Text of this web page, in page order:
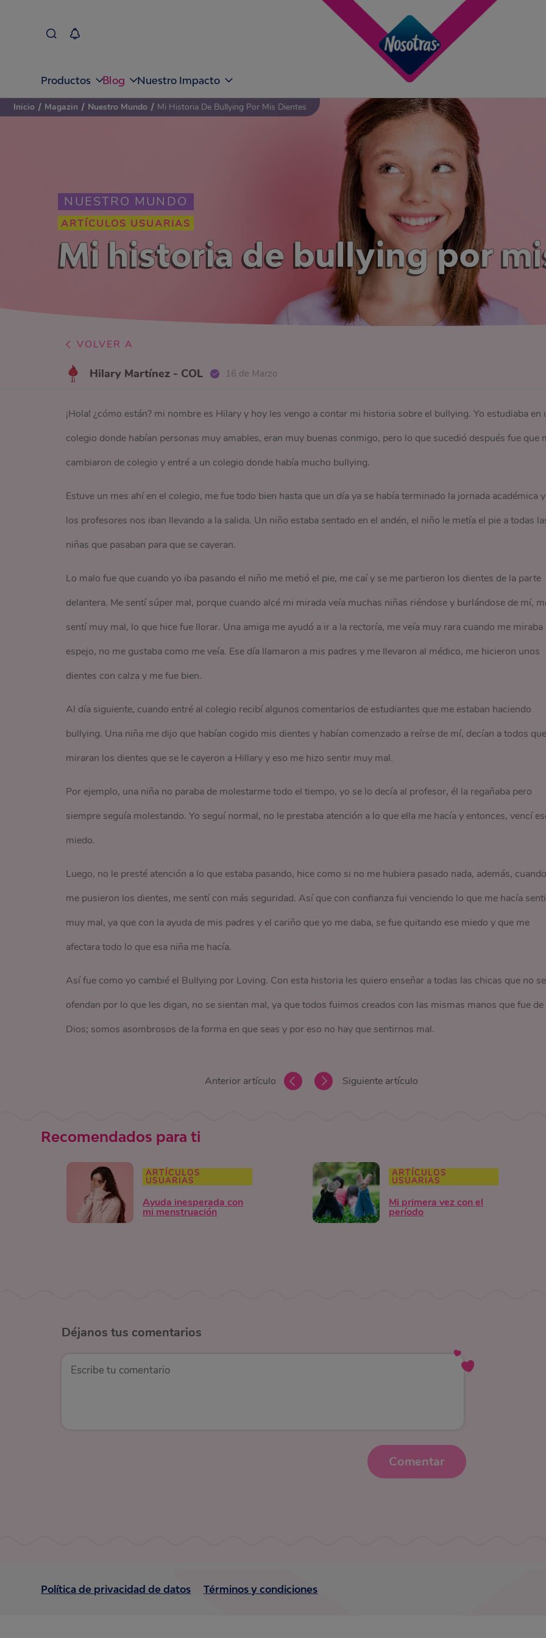
Productos Blog Nuestro Impacto
NUESTRO MUNDO
ARTÍCULOS USUARIAS
Mi historia de bullying por
Inicio / Magazin / Nuestro Mundo / Mi Historia De Bullying Por Mis Dientes
VOLVER A
Hilary Martínez - COL 16 de Marzo
¡Hola! ¿cómo están? mi nombre es Hilary y hoy les vengo a contar mi historia sobre el bullying. Yo estudiaba en
colegio donde habían personas muy amables, eran muy buenas conmigo, pero lo que sucedió después fue que
cambiaron de colegio y entré a un colegio donde había mucho bullying.
Estuve un mes ahí en el colegio, me fue todo bien hasta que un día ya se había terminado la jornada académica y
los profesores nos iban llevando a la salida. Un niño estaba sentado en el andén, el niño le metía el pie a todas
niñas que pasaban para que se cayeran.
Lo malo fue que cuando yo iba pasando el niño me metió el pie, me caí y se me partieron los dientes de la parte
delantera. Me sentí súper mal, porque cuando alcé mi mirada veía muchas niñas riéndose y burlándose de mí,
sentí muy mal, lo que hice fue llorar. Una amiga me ayudó a ir a la rectoría, me veía muy rara cuando me miraba
espejo, no me gustaba como me veía. Ese día llamaron a mis padres y me llevaron al médico, me hicieron unos
dientes con calza y me fue bien.
Al día siguiente, cuando entré al colegio recibí algunos comentarios de estudiantes que me estaban haciendo
bullying. Una niña me dijo que habían cogido mis dientes y habían comenzado a reírse de mí, decían a todos que
miraran los dientes que se le cayeron a Hillary y eso me hizo sentir muy mal.
Por ejemplo, una niña no paraba de molestarme todo el tiempo, yo se lo decía al profesor, él la regañaba pero
siempre seguía molestando. Yo seguí normal, no le prestaba atención a lo que ella me hacía y entonces, vencí
miedo.
Luego, no le presté atención a lo que estaba pasando, hice como si no me hubiera pasado nada, además, cuando
me pusieron los dientes, me sentí con más seguridad. Así que con confianza fui venciendo lo que me hacía
muy mal, ya que con la ayuda de mis padres y el cariño que yo me daba, se fue quitando ese miedo y que me
afectara todo lo que esa niña me hacía.
Así fue como yo cambié el Bullying por Loving. Con esta historia les quiero enseñar a todas las chicas que no se
ofendan por lo que les digan, no se sientan mal, ya que todos fuimos creados con las mismas manos que fue de
Dios; somos asombrosos de la forma en que seas y por eso no hay que sentirnos mal.
Anterior artículo Siguiente artículo
Recomendados para ti
ARTÍCULOS
USUARIAS
Ayuda inesperada con
mi menstruación
ARTÍCULOS
USUARIAS
Mi primera vez con el
período
Déjanos tus comentarios
Comentar
Política de privacidad de datos Términos y condiciones